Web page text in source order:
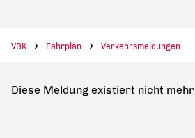
VBK Fahrplan Verkehrsmeldungen
Diese Meldung existiert nicht mehr